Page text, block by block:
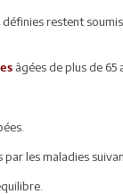
restent
âgées de plus de 65
les maladies